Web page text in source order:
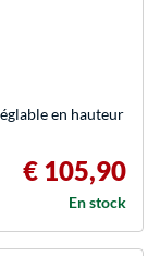
en hauteur
€ 105,90
En stock